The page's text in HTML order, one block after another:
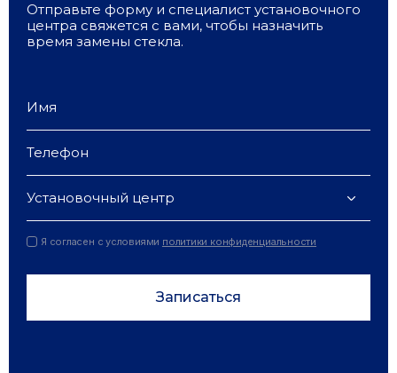
Отправьте форму и специалист установочного
центра свяжется с вами, чтобы назначить
время замены стекла.
Установочный центр
Я согласен с условиями политики конфиденциальности
Записаться